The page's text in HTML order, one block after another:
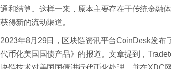
通和结算。这样一来，原本主要存在于传统金融
获得新的流动渠道。
2023年8月29日，区块链资讯平台CoinDesk发布
代币化美国国债产品》的报道。文章提到，
块链技术对美国国债进行代币化处理，并在XDC